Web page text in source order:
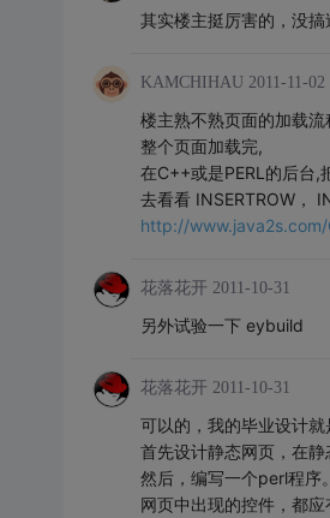
其实楼主挺厉害的，没搞
KAMCHIHAU 2011-11-02
楼主熟不熟页面的加载流
整个页面加载完,
在C++或是PERL的后台,
去看看 INSERTROW，
http://
花落花开 2011-10-31
另外试验一下 eybuild
花落花开 2011-10-31
可以的，我的毕业设计就
首先设计静态网页，在静
然后，编写一个perl程序
网页中出现的控件，都